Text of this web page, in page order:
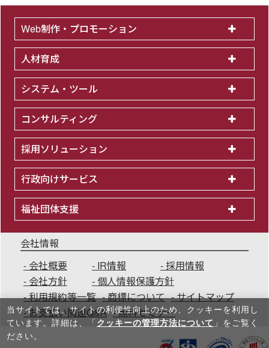
Web制作・プロモーション
人材育成
システム・ツール
コンサルティング
採用ソリューション
行政向けサービス
福祉団体支援
会社情報
会社概要
IR情報
採用情報
会社方針
個人情報保護方針
利用規約等一覧
商標について
サイトマップ
お支払い関連Q&A
無料セミナー
当サイトでは、サイトの利便性向上のため、クッキーを利⽤し
ています。詳細は、「 クッキーの管理方法について 」をご覧く
ださい。